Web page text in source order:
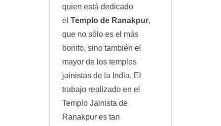
quien está dedicado
el Templo de Ranakpur,
que no sólo es el más
bonito, sino también el
mayor de los templos
jainistas de la India. El
trabajo realizado en el
Templo Jainista de
Ranakpur es tan